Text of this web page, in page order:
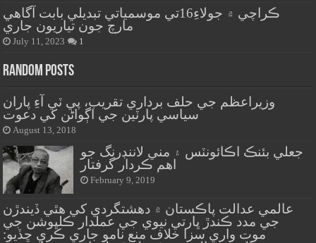
ڪراچي ۾ جولاءِ16تي موسمياتي تبديلي بابت آگاهي
مارچ جون تياريون جاري
July 11, 2023 1
Random Posts
وزيراعظم جي حلف برداري تقريب، پي ٽي آءِ پاران
سياسي پارٽين جي اڳواڻن کي دعوت
August 13, 2018
جعلي بئنڪ اڪائونٽس ۽ مني لاننڊرنگ جو
اهم ڪردار گرفتار
February 9, 2019
عالمي عدالت پاڪستان ۾ دهشتگردي کي هٿي ڏيندڙن
جي مدد ڪندڙ ڀارتي نيوي جي عملدار ڪلڀوشن جي
موت واري سزا خلاف منع نامو جاري ڪري ڇڏيو: